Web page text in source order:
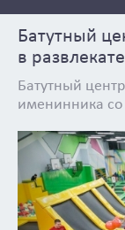
Батутный
в
Батутный
именинника со
Previous